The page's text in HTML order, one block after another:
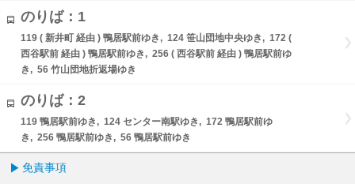
のりば：1
119 ( 新井町 経由 ) 鴨居駅前ゆき, 124 笹山団地中央ゆき, 172 (
西谷駅前 経由 ) 鴨居駅前ゆき, 256 ( 西谷駅前 経由 ) 鴨居駅前ゆ
き, 56 竹山団地折返場ゆき
のりば：2
119 鴨居駅前ゆき, 124 センター南駅ゆき, 172 鴨居駅前ゆ
き, 256 鴨居駅前ゆき, 56 鴨居駅前ゆき
免責事項